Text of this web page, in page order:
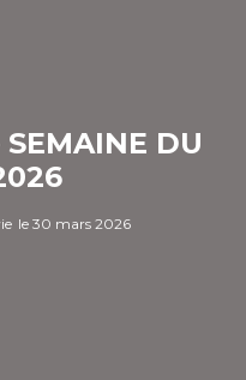
DU
le 30 mars 2026